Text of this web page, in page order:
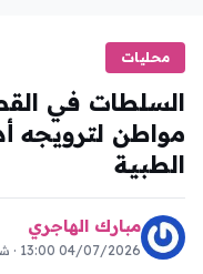
محليات
السلطات في
مواطن لترويجه
الطبية
مبارك الهاجري
04/07/2026 13:00 · شهر واحد